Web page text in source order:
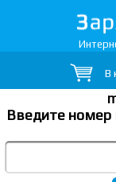
В
Введите номер